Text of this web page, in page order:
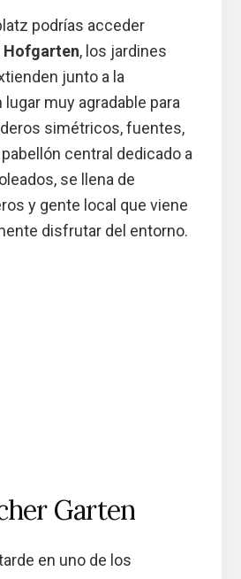
podrías acceder
Hofgarten, los jardines
junto a la
lugar muy agradable para
simétricos, fuentes,
central dedicado a
se llena de
y gente local que viene
disfrutar del entorno.
Garten
en uno de los